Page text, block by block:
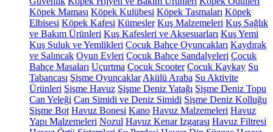
Köpek Maması Köpek Kulübesi Köpek Tasmaları Köpek
Elbisesi Köpek Kafesi Kümesler Kuş Malzemeleri Kuş Sağlık
ve Bakım Ürünleri Kuş Kafesleri ve Aksesuarları Kuş Yemi
Kuş Suluk ve Yemlikleri Çocuk Bahçe Oyuncakları Kaydırak
ve Salıncak Oyun Evleri Çocuk Bahçe Sandalyeleri Çocuk
Bahçe Masaları Uçurtma Çocuk Scooter Çocuk Kaykay Su
Tabancası Şişme Oyuncaklar Akülü Araba Su Aktivite
Ürünleri Şişme Havuz Şişme Deniz Yatağı Şişme Deniz Topu
Can Yeleği Can Simidi ve Deniz Simidi Şişme Deniz Kolluğu
Şişme Bot Havuz Bonesi Kano Havuz Malzemeleri Havuz
Yapı Malzemeleri Nozul Havuz Kenar Izgarası Havuz Filtresi